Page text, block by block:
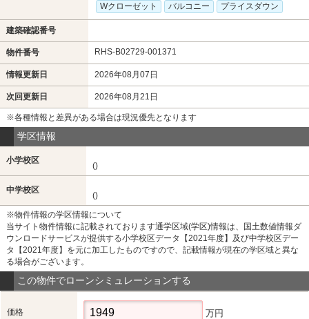
Wクローゼット
バルコニー プライスダウン
建築確認番号
物件番号 RHS-B02729-001371
情報更新日 2026年08月07日
次回更新日 2026年08月21日
※各種情報と差異がある場合は現況優先となります
学区情報
小学校区
()
中学校区
()
※物件情報の学区情報について
当サイト物件情報に記載されております通学区域(学区)情報は、国土数値情報ダ
ウンロードサービスが提供する小学校区データ【2021年度】及び中学校区デー
タ【2021年度】を元に加工したものですので、記載情報が現在の学区域と異な
る場合がございます。
この物件でローンシミュレーションする
価格 万円